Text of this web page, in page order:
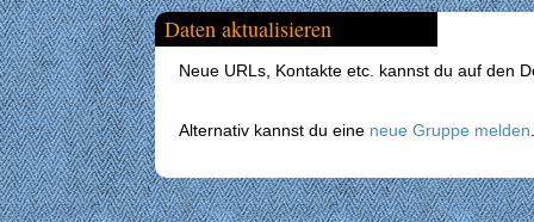
Daten aktualisieren
Neue URLs, Kontakte etc. kannst du auf den
Alternativ kannst du eine neue Gruppe melden